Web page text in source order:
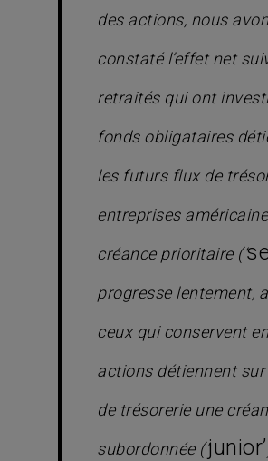
des actions, nous
constaté l’effet net
retraités qui ont
fonds obligataires
les futurs flux de
entreprises
créance prioritaire (‘
progresse lentement,
ceux qui conservent
actions détiennent
de trésorerie une
subordonnée (‘junior’